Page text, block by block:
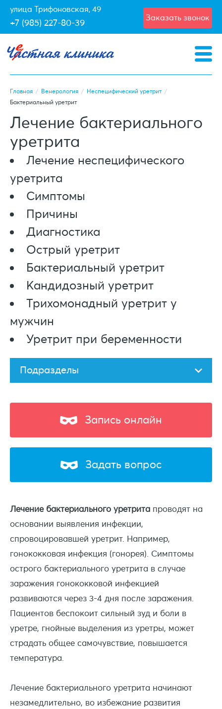
улица Трифоновская, 49
+7 (985) 227-80-39 Заказать звонок
Главная / Венерология / Неспецифический уретрит /
Бактериальный уретрит
Лечение бактериального
уретрита
Лечение неспецифического
уретрита
Симптомы
Причины
Диагностика
Острый уретрит
Бактериальный уретрит
Кандидозный уретрит
Трихомонадный уретрит у
мужчин
Уретрит при беременности
Подразделы
Запись онлайн
Задать вопрос
Лечение бактериального уретрита проводят на
основании выявления инфекции,
спровоцировавшей уретрит. Например,
гонококковая инфекция (гонорея). Симптомы
острого бактериального уретрита в случае
заражения гонококковой инфекцией
развиваются через 3-4 дня после заражения.
Пациентов беспокоит сильный зуд и боли в
уретре, гнойные выделения из уретры, может
страдать общее самочувствие, повышается
температура.
Лечение бактериального уретрита начинают
незамедлительно, во избежание развития